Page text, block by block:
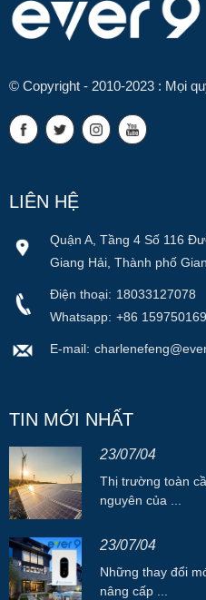
© Copyright - 2010-2023 : Mọi
LIÊN HỆ
Quận A, Tầng 4 Số 116
Giang Hải, Thành phố
Điện thoại: 18033127078
Whatsapp: +86
E-mail:
TIN MỚI NHẤT
23/07/04
Thị trường toàn
nguyên của ...
23/07/04
Những thay đổi
nâng cấp ...